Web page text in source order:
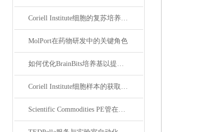
Coriell Institute细胞的复苏培养与质量控制规范
MolPort在药物研发中的关键角色
如何优化BrainBits培养基以提高实验效果？
Coriell Institute细胞样本的获取与应用指南
Scientific Commodities PE管在环保实验中的作用